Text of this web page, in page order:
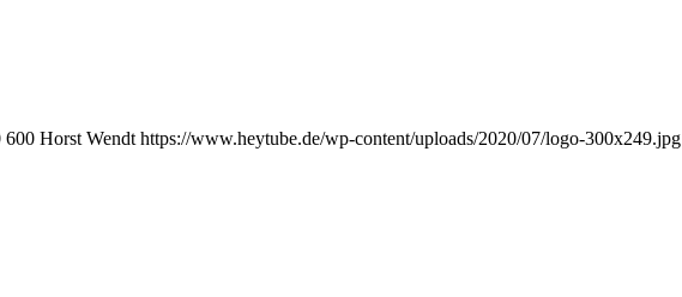
600 Horst Wendt https://www.heytube.de/wp-content/uploads/2020/07/logo-300x249.jpg